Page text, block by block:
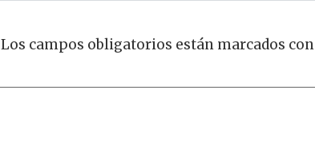
Los campos obligatorios están marcados con